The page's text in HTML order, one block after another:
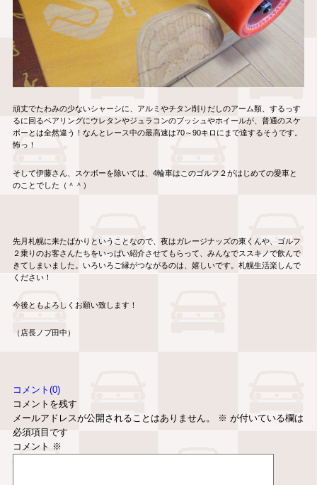
頑丈でたわみの少ないシャーシに、アルミやチタン削りだしのアーム類、するっす
るに回るベアリングにウレタンやジュラコンのブッシュやホイールが、普通のスケ
ボーとは全然違う！なんとレース中の最高速は70～90キロにまで達するそうです。
怖っ！
そして伊藤さん、スケボーを除いては、4輪車はこのゴルフ２がはじめての愛車と
のことでした（＾＾）
先月札幌に来たばかりということなので、夜はガレージナッズの東くんや、ゴルフ
２乗りのお客さんたちをいっぱい紹介させてもらって、みんなでススキノで飲んで
きてしまいました。いろいろご縁がつながるのは、嬉しいです。札幌生活楽しんで
ください！
今後ともよろしくお願い致します！
（店長ノブ田中）
コメント(0)
コメントを残す
メールアドレスが公開されることはありません。
※ が付いている欄は
必須項目です
コメント ※